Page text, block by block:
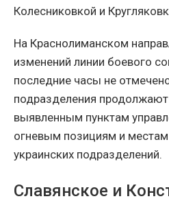
Колесниковкой и
На Краснолиманском
изменений линии боевого
последние часы не
подразделения
выявленным пунктам
огневым позициям и
украинских подразделений.
Славянское и